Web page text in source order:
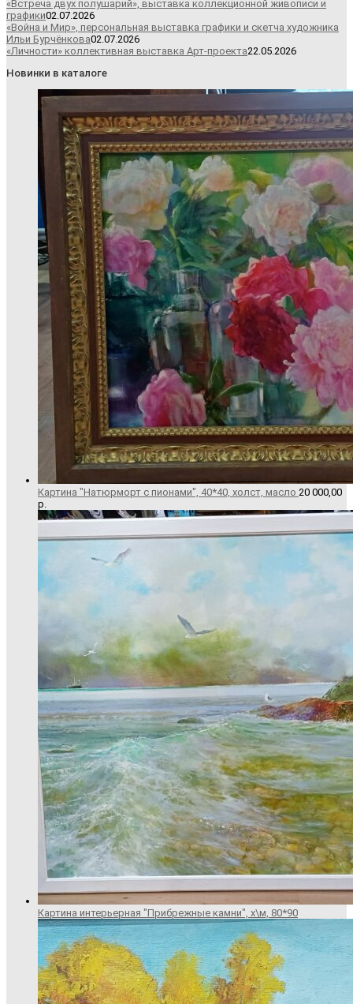
«Встреча двух полушарий», выставка коллекционной живописи и
графики02.07.2026
«Война и Мир», персональная выставка графики и скетча художника
Ильи Бурчёнкова02.07.2026
«Личности» коллективная выставка Арт-проекта22.05.2026
Новинки в каталоге
Картина "Натюрморт с пионами", 40*40, холст, масло 20 000,00
р.
Картина интерьерная "Прибрежные камни", х\м, 80*90